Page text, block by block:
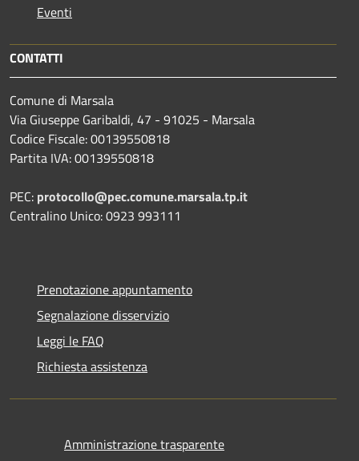
Eventi
CONTATTI
Comune di Marsala
Via Giuseppe Garibaldi, 47 - 91025 - Marsala
Codice Fiscale: 00139550818
Partita IVA: 00139550818
PEC: protocollo@pec.comune.marsala.tp.it
Centralino Unico: 0923 993111
Prenotazione appuntamento
Segnalazione disservizio
Leggi le FAQ
Richiesta assistenza
Amministrazione trasparente